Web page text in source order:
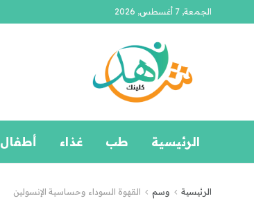
الجمعة, 7 أغسطس, 2026
الرئيسية طب غذاء أطفال
الرئيسية وسم القهوة السوداء وحساسية الإنسولين